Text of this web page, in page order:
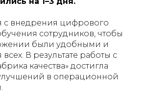
с внедрения цифрового
сотрудников, чтобы
были удобными и
В результате работы с
качества» достигла
в операционной